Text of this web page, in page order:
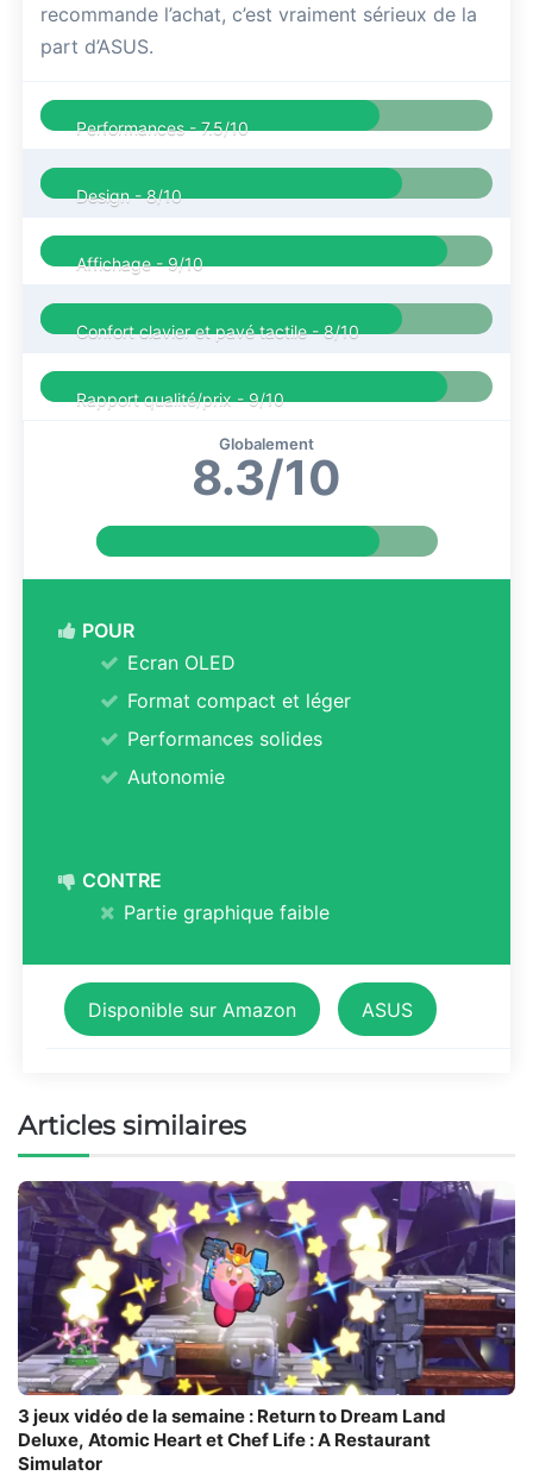
recommande l’achat, c’est vraiment sérieux de la
part d’ASUS.
Performances -7.5/10
Design -8/10
Affichage -9/10
Confort clavier et pavé tactile -8/10
Rapport qualité/prix -9/10
Globalement
8.3/10
POUR
Ecran OLED
Format compact et léger
Performances solides
Autonomie
CONTRE
Partie graphique faible
Disponible sur Amazon ASUS
Articles similaires
3 jeux vidéo de la semaine : Return to Dream Land
Deluxe, Atomic Heart et Chef Life : A Restaurant
Simulator